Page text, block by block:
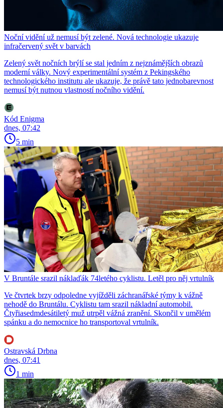
Noční vidění už nemusí být zelené. Nová technologie ukazuje
infračervený svět v barvách
Zelený svět nočních brýlí se stal jedním z nejznámějších obrazů
moderní války. Nový experimentální systém z Pekingského
technologického institutu ale ukazuje, že právě tato jednobarevnost
nemusí být nutnou vlastností nočního vidění.
Kód Enigma
dnes, 07:42
5 min
V Bruntále srazil náklaďák 74letého cyklistu. Letěl pro něj vrtulník
Ve čtvrtek brzy odpoledne vyjížděli záchranářské týmy k vážně
nehodě do Bruntálu. Cyklistu tam srazil nákladní automobil.
Čtyřiasedmdesátiletý muž utrpěl vážná zranění. Skončil v umělém
spánku a do nemocnice ho transportoval vrtulník.
Ostravská Drbna
dnes, 07:41
1 min